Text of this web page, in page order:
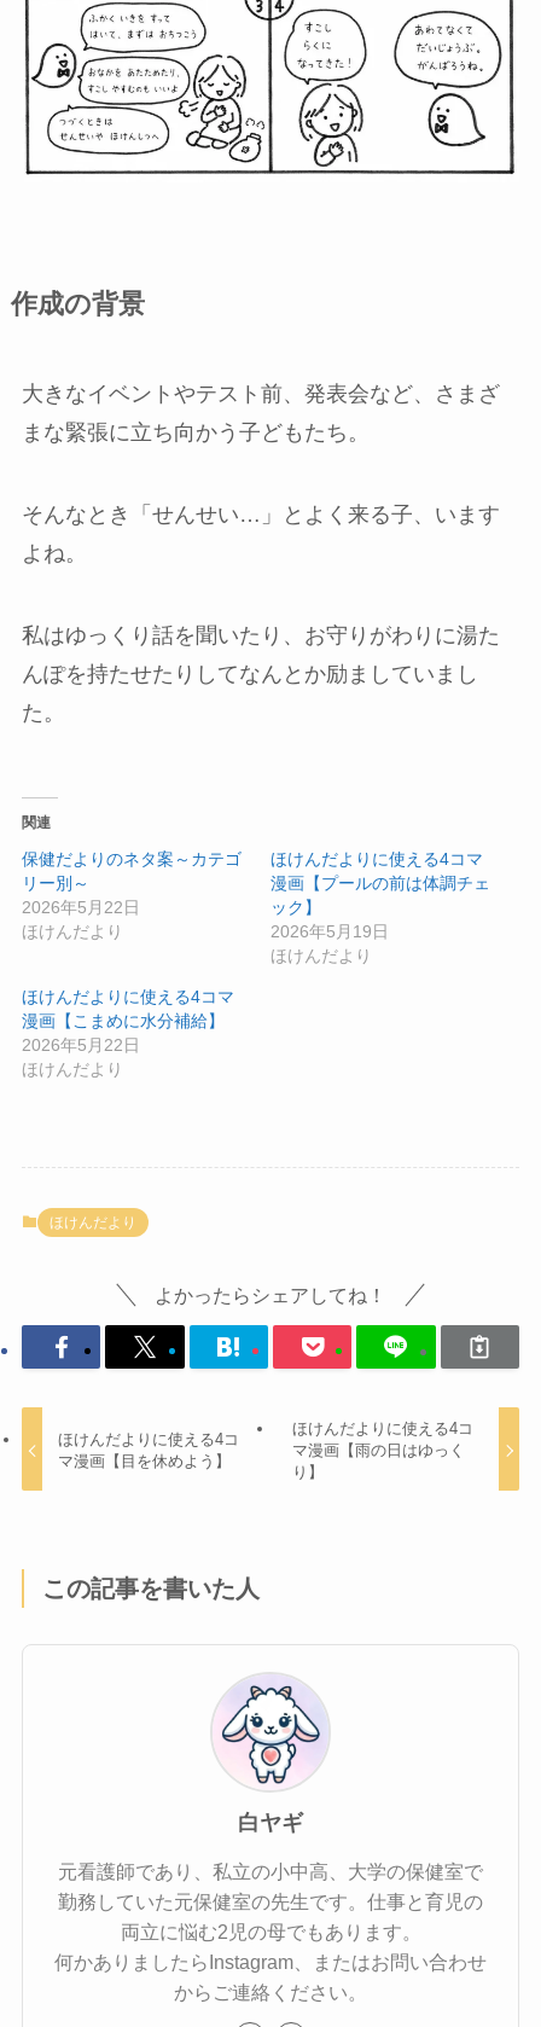
作成の背景
大きなイベントやテスト前、発表会など、さまざ
まな緊張に立ち向かう子どもたち。
そんなとき「せんせい…」とよく来る子、います
よね。
私はゆっくり話を聞いたり、お守りがわりに湯た
んぽを持たせたりしてなんとか励ましていまし
た。
関連
保健だよりのネタ案～カテゴ
リー別～
2026年5月22日
ほけんだより
ほけんだよりに使える4コマ
漫画【プールの前は体調チェ
ック】
2026年5月19日
ほけんだより
ほけんだよりに使える4コマ
漫画【こまめに水分補給】
2026年5月22日
ほけんだより
ほけんだより
よかったらシェアしてね！
ほけんだよりに使える4コ
マ漫画【目を休めよう】
ほけんだよりに使える4コ
マ漫画【雨の日はゆっく
り】
この記事を書いた人
白ヤギ
元看護師であり、私立の小中高、大学の保健室で
勤務していた元保健室の先生です。仕事と育児の
両立に悩む2児の母でもあります。
何かありましたらInstagram、またはお問い合わせ
からご連絡ください。